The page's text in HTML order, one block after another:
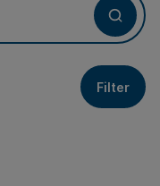
Filter